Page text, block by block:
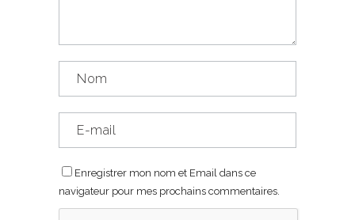
Enregistrer mon nom et Email dans ce
navigateur pour mes prochains commentaires.